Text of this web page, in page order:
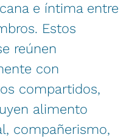
e íntima entre
Estos
reúnen
con
compartidos,
alimento
compañerismo,